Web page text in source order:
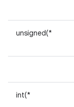
unsigned(*
int(*